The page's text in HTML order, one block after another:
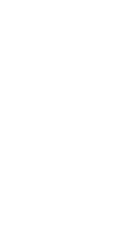
favoritos